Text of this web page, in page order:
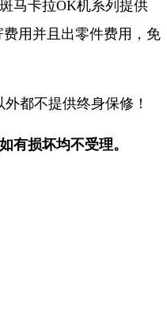
马卡拉OK机系列提供
用并且出零件费用，免
都不提供终身保修！
有损坏均不受理。